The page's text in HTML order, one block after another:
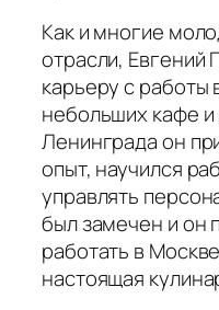
Как и многие
отрасли, Евгений
карьеру с работы
небольших кафе
Ленинграда он
опыт, научился
управлять
был замечен и он
работать в
настоящая